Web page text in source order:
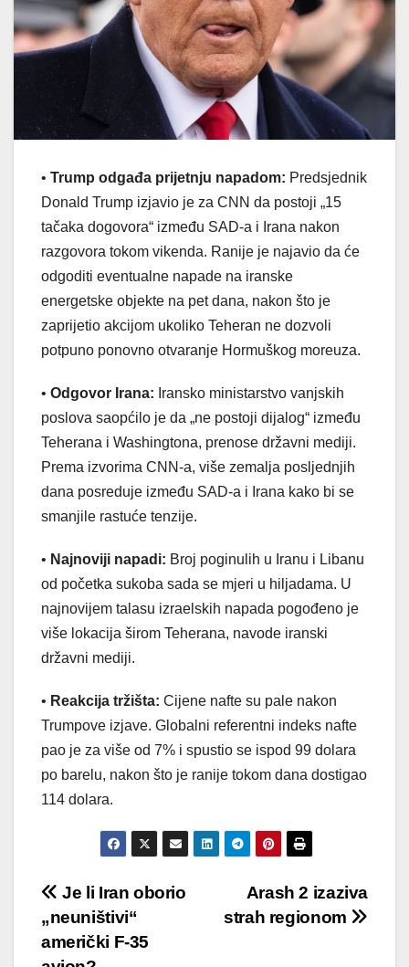
• Trump odgađa prijetnju napadom: Predsjednik
Donald Trump izjavio je za CNN da postoji „15
tačaka dogovora“ između SAD-a i Irana nakon
razgovora tokom vikenda. Ranije je najavio da će
odgoditi eventualne napade na iranske
energetske objekte na pet dana, nakon što je
zaprijetio akcijom ukoliko Teheran ne dozvoli
potpuno ponovno otvaranje Hormuškog moreuza.
• Odgovor Irana: Iransko ministarstvo vanjskih
poslova saopćilo je da „ne postoji dijalog“ između
Teherana i Washingtona, prenose državni mediji.
Prema izvorima CNN-a, više zemalja posljednjih
dana posreduje između SAD-a i Irana kako bi se
smanjile rastuće tenzije.
• Najnoviji napadi: Broj poginulih u Iranu i Libanu
od početka sukoba sada se mjeri u hiljadama. U
najnovijem talasu izraelskih napada pogođeno je
više lokacija širom Teherana, navode iranski
državni mediji.
• Reakcija tržišta: Cijene nafte su pale nakon
Trumpove izjave. Globalni referentni indeks nafte
pao je za više od 7% i spustio se ispod 99 dolara
po barelu, nakon što je ranije tokom dana dostigao
114 dolara.
Post
navigation
Arash 2 izaziva
strah regionom
Je li Iran oborio
„neuništivi“
američki F-35